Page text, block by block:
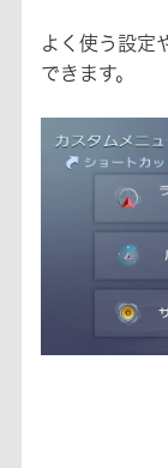
よく使う設定
できます。